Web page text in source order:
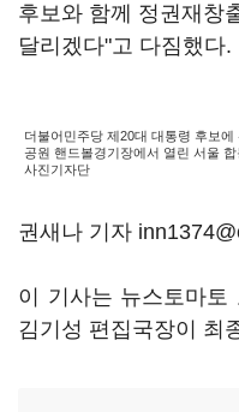
후보와 함께 정권재창
달리겠다"고 다짐했다.
더불어민주당 제20대 대통령 후보
공원 핸드볼경기장에서 열린 서울
사진기자단
권새나 기자
이 기사는 뉴스토마
김기성 편집국장이 최